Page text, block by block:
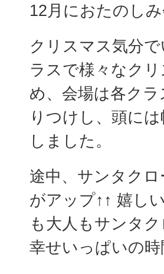
12月におたのし
クリスマス気分
ラスで様々なク
め、会場は各ク
りつけし、頭に
しました。
途中、サンタク
がアップ↑↑ 嬉し
も大人もサンタ
幸せいっぱいの